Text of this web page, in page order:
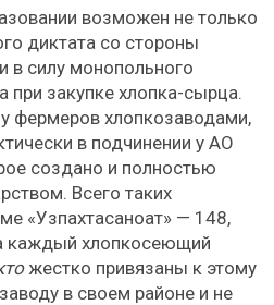
возможен не только
диктата со стороны
в силу монопольного
при закупке хлопка-сырца.
фермеров хлопкозаводами,
в подчинении у АО
создано и полностью
Всего таких
«Узпахтасаноат» — 148,
каждый хлопкосеющий
жестко привязаны к этому
в своем районе и не